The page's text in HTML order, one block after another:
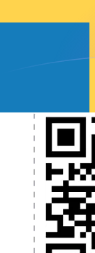
programmez